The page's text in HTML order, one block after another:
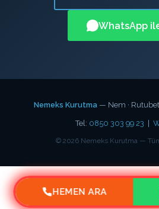
WhatsApp
Nemeks Kurutma— Nem · Rutubet
Tel: 0850 303 99 23
© 2026Nemeks Kurutma — Tüm
HEMEN ARA